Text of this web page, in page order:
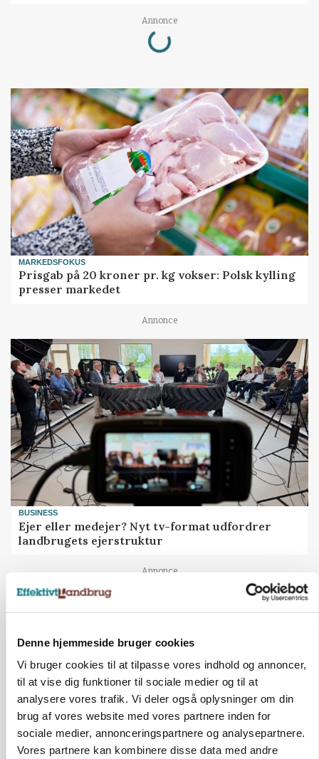
Denne hjemmeside bruger cookies
Vi bruger cookies til at tilpasse vores indhold og annoncer,
til at vise dig funktioner til sociale medier og til at
analysere vores trafik. Vi deler også oplysninger om din
brug af vores website med vores partnere inden for
sociale medier, annonceringspartnere og analysepartnere.
Vores partnere kan kombinere disse data med andre
Annonce
Loading...
MARKEDSFOKUS
Prisgab på 20 kroner pr. kg vokser: Polsk kylling
presser markedet
Annonce
BUSINESS
Ejer eller medejer? Nyt tv-format udfordrer
landbrugets ejerstruktur
Annonce
Russisk mælkepris dykker 23 procent
Annonce
Loading...